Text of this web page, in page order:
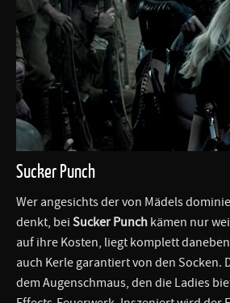
Sucker Punch
Wer angesichts der von Mädels
denkt, bei Sucker Punch kämen nur
auf ihre Kosten, liegt komplett
auch Kerle garantiert von den Socken.
dem Augenschmaus, den die Ladies